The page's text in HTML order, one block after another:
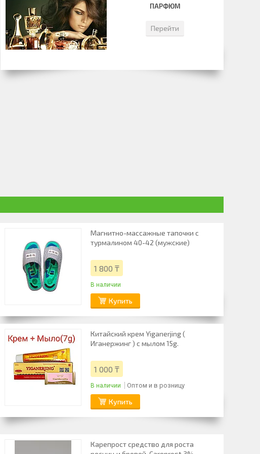
ПАРФЮМ
Перейти
Магнитно-массажные тапочки с
турмалином 40-42 (мужские)
1 800 ₸
В наличии
Купить
Китайский крем Yiganerjing (
Иганержинг ) с мылом 15g.
1 000 ₸
В наличии Оптом и в розницу
Купить
Карепрост средство для роста